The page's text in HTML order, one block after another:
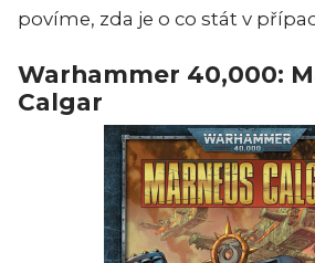
povíme, zda je o co stát v
Warhammer 40,000:
Calgar